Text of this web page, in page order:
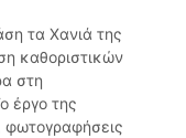
τα Χανιά της
καθοριστικών
στη
έργο της
φωτογραφήσεις